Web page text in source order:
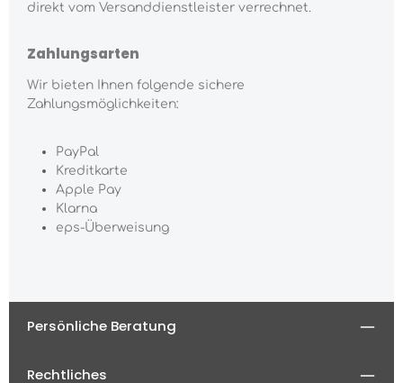
direkt vom Versanddienstleister verrechnet.
Zahlungsarten
Wir bieten Ihnen folgende sichere
Zahlungsmöglichkeiten:
PayPal
Kreditkarte
Apple Pay
Klarna
eps-Überweisung
Persönliche Beratung
Rechtliches